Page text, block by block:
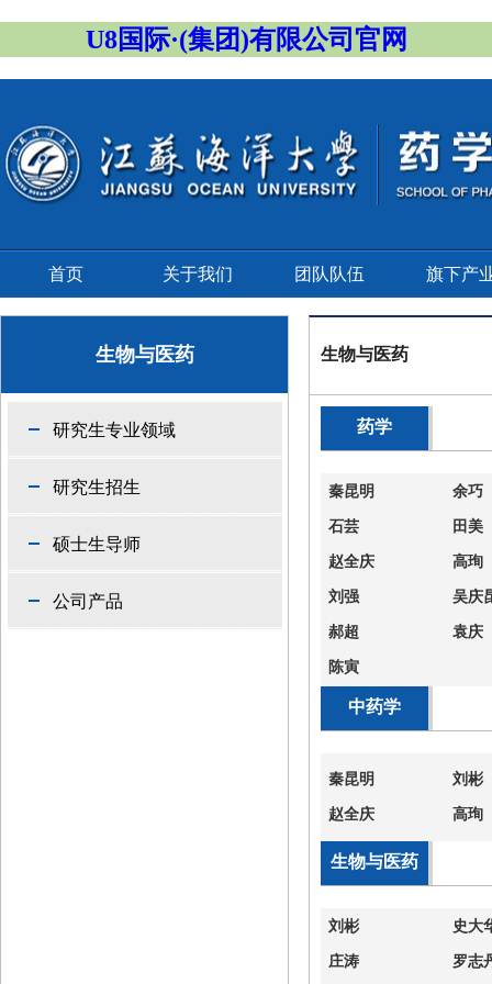
U8国际·(集团)有限公司官网
首页 关于我们 团队队伍 旗下产
生物与医药
研究生专业领域
研究生招生
硕士生导师
公司产品
生物与医药
药学
秦昆明 余巧
石芸 田美
赵全庆 高珣
刘强 吴庆
郝超 袁庆
陈寅
中药学
秦昆明 刘彬
赵全庆 高珣
生物与医药
刘彬 史大
庄涛 罗志